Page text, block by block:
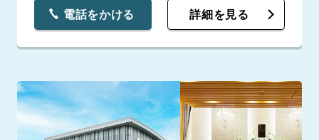
電話をかける 詳細を見る